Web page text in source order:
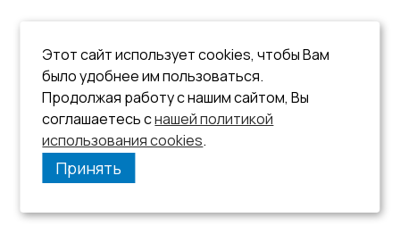
Этот сайт использует cookies, чтобы Вам
было удобнее им пользоваться.
Продолжая работу с нашим сайтом, Вы
соглашаетесь снашей политикой
использования cookies.
Принять